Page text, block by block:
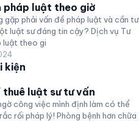
pháp luật theo giờ
gặp phải vấn đề pháp luật và cần tư
luật sư đáng tin cậy? Dịch vụ Tư
luật theo gi
kiện
thuê luật sư tư vấn
công việc mình định làm có thể
rối pháp lý! Phòng bệnh hơn chữa